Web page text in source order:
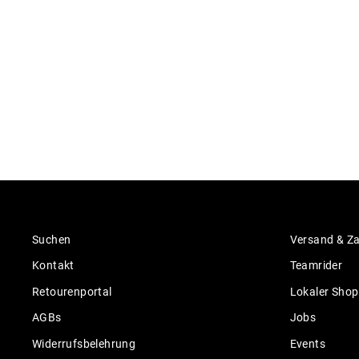
Suchen
Kontakt
Retourenportal
AGBs
Widerrufsbelehrung
Versand &
Teamrider
Lokaler Shop
Jobs
Events